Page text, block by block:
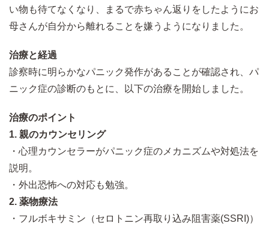
い物も待てなくなり、まるで赤ちゃん返りをしたようにお
母さんが自分から離れることを嫌うようになりました。
治療と経過
診察時に明らかなパニック発作があることが確認され、パ
ニック症の診断のもとに、以下の治療を開始しました。
治療のポイント
1. 親のカウンセリング
・心理カウンセラーがパニック症のメカニズムや対処法を
説明。
・外出恐怖への対応も勉強。
2. 薬物療法
・フルボキサミン（セロトニン再取り込み阻害薬(SSRI)）